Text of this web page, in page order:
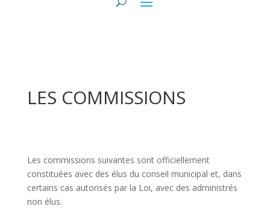
LES COMMISSIONS
Les commissions suivantes sont officiellement
constituées avec des élus du conseil municipal et, dans
certains cas autorisés par la Loi, avec des administrés
non élus.